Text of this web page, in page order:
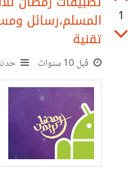
الموردين؟ - هل يجب
لأشحن اي طلبية
الشحنات؟ ما هي ارخص
هنلك نصائح تتعلق
1 المسلم،رسائل
تقنية
قبل 10 سنوات